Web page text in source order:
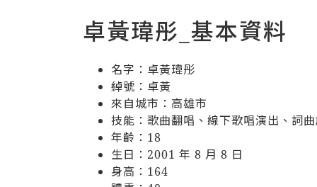
卓黃瑋彤_基本資料
名字：卓黃瑋彤
綽號：卓黃
來自城市：高雄市
技能：歌曲翻唱、線下歌唱演出、詞
年齡：18
生日：2001 年 8 月 8 日
身高：164